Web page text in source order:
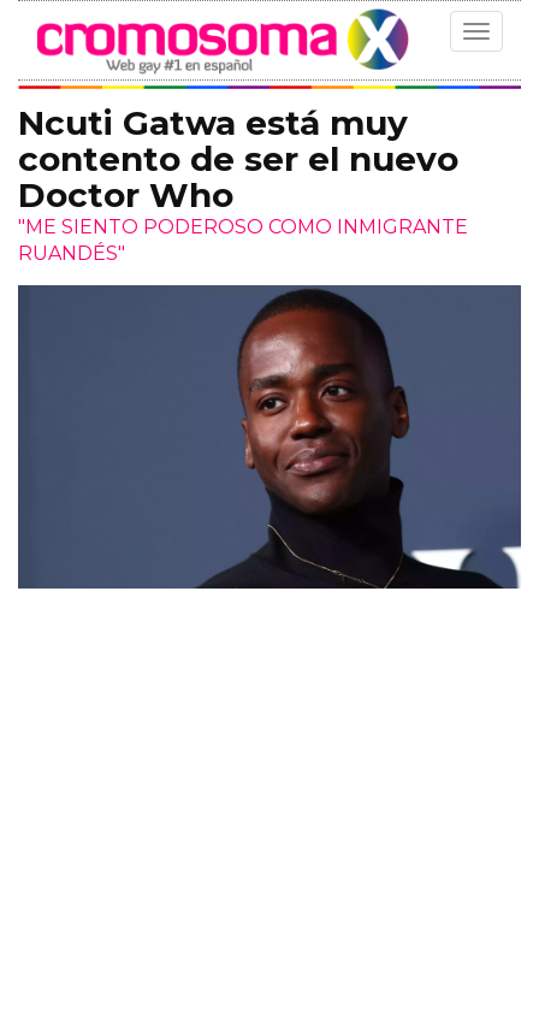
Toggle
Ncuti Gatwa está muy
contento de ser el nuevo
Doctor Who
"ME SIENTO PODEROSO COMO INMIGRANTE
RUANDÉS"